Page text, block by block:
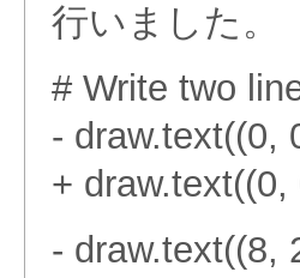
行いました。
# Write two
- draw.text((0,
+
- draw.text((8,